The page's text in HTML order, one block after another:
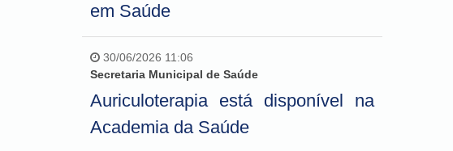
em Saúde
30/06/2026 11:06
Secretaria Municipal de Saúde
Auriculoterapia está disponível na
Academia da Saúde